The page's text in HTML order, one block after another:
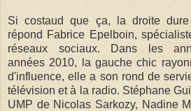
Si costaud que ça, la droite
répond Fabrice Epelboin,
réseaux sociaux. Dans les
années 2010, la gauche chic
d'influence, elle a son rond de
télévision et à la radio. Stéphane
UMP de Nicolas Sarkozy, Nadine